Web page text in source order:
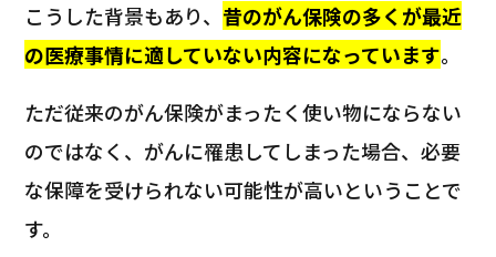
こうした背景もあり、 昔のがん保険の多くが最近
の医療事情に適していない内容になっています。
ただ従来のがん保険がまったく使い物にならない
のではなく、がんに罹患してしまった場合、必要
な保障を受けられない可能性が高いということで
す。